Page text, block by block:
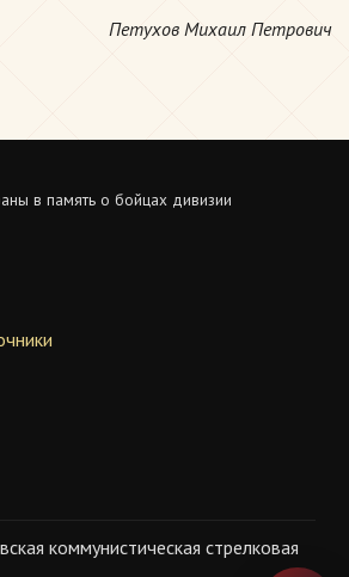
Петухов Михаил Петрович
в память о бойцах дивизии
коммунистическая стрелковая